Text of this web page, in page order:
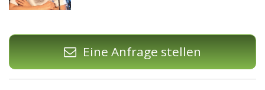
Eine Anfrage stellen